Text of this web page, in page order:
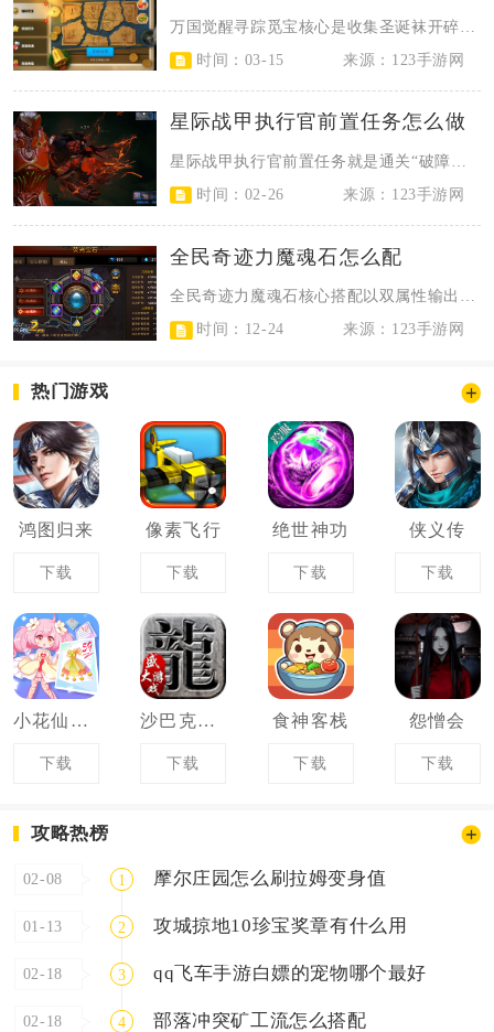
时间：03-15
来源：123手游网
星际战甲执行官前置任务怎么做
时间：02-26
来源：123手游网
全民奇迹力魔魂石怎么配
全民奇迹力魔魂石核心搭配以双属性输出魂石为底、攻击暴击为主、少量防御生命为辅...
时间：12-24
来源：123手游网
热门游戏
鸿图归来
下载
像素飞行
下载
绝世神功
下载
侠义传
下载
小花仙四时花语
下载
沙巴克传奇
下载
食神客栈
下载
怨憎会
下载
攻略热榜
02-08 1 摩尔庄园怎么刷拉姆变身值
01-13 2 攻城掠地10珍宝奖章有什么用
02-18 3 qq飞车手游白嫖的宠物哪个最好
02-18 4 部落冲突矿工流怎么搭配